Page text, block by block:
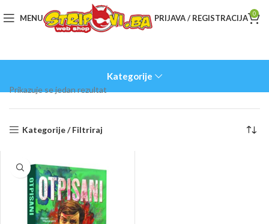
MENU PRIJAVA / REGISTRACIJA 0
Kategorije
Prikazuje se jedan rezultat
Kategorije / Filtriraj